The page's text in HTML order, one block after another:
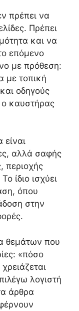
πρέπει να
Πρέπει
και να
επόμενο
με πρόθεση:
με τοπική
οδηγούς
ο καυστήρας
είναι
αλλά σαφής
περιοχής
ίδιο ισχύει
όπου
στην
θεμάτων που
«πόσο
λογιστή
άρθρα